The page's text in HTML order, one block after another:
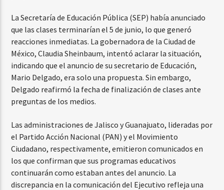
La Secretaría de Educación Pública (SEP) había anunciado
que las clases terminarían el 5 de junio, lo que generó
reacciones inmediatas. La gobernadora de la Ciudad de
México, Claudia Sheinbaum, intentó aclarar la situación,
indicando que el anuncio de su secretario de Educación,
Mario Delgado, era solo una propuesta. Sin embargo,
Delgado reafirmó la fecha de finalización de clases ante
preguntas de los medios.
Las administraciones de Jalisco y Guanajuato, lideradas por
el Partido Acción Nacional (PAN) y el Movimiento
Ciudadano, respectivamente, emitieron comunicados en
los que confirman que sus programas educativos
continuarán como estaban antes del anuncio. La
discrepancia en la comunicación del Ejecutivo refleja una